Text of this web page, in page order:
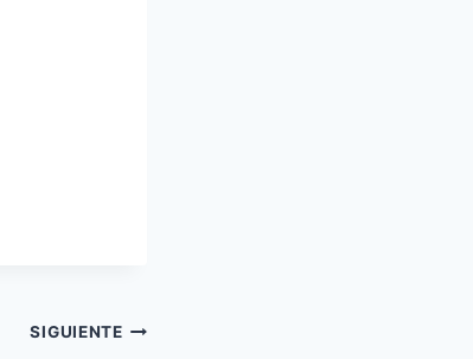
SIGUIENTE